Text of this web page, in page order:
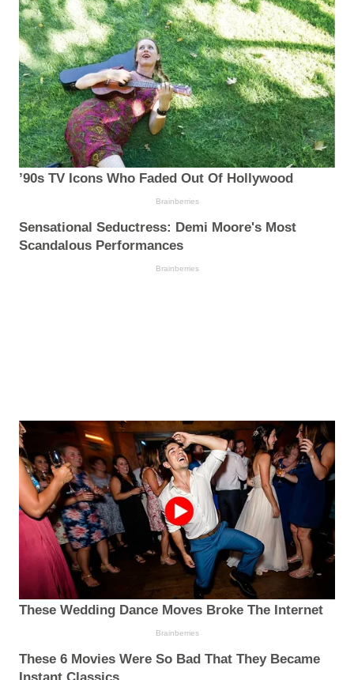
’90s TV Icons Who Faded Out Of Hollywood
Brainberries
Sensational Seductress: Demi Moore's Most
Scandalous Performances
Brainberries
These Wedding Dance Moves Broke The Internet
Brainberries
These 6 Movies Were So Bad That They Became
Instant Classics